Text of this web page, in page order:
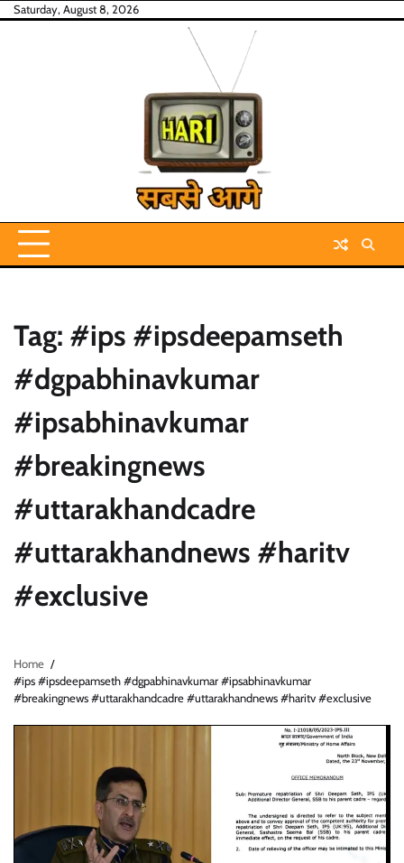
SkipSaturday, August 8, 2026
Tag: #ips #ipsdeepamseth
#dgpabhinavkumar
#ipsabhinavkumar
#breakingnews
#uttarakhandcadre
#uttarakhandnews #haritv
#exclusive
Home
#ips #ipsdeepamseth #dgpabhinavkumar #ipsabhinavkumar
#breakingnews #uttarakhandcadre #uttarakhandnews #haritv #exclusive